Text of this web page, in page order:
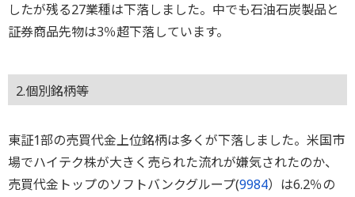
したが残る27業種は下落しました。中でも石油石炭製品と
証券商品先物は3％超下落しています。
2.個別銘柄等
東証1部の売買代金上位銘柄は多くが下落しました。米国市
場でハイテク株が大きく売られた流れが嫌気されたのか、
売買代金トップのソフトバンクグループ(9984）は6.2％の